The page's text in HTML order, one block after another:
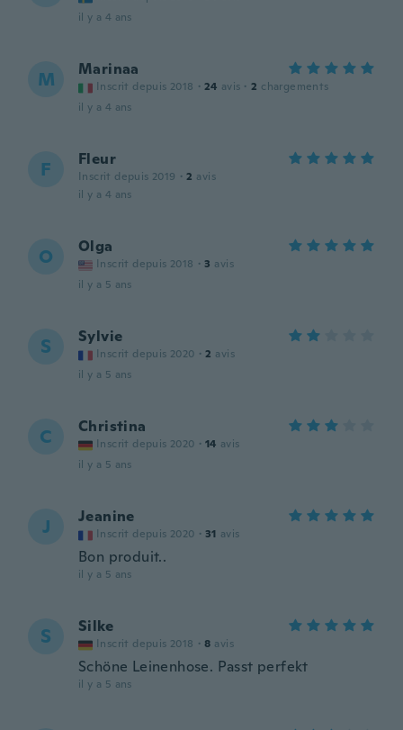
il y a 4 ans
M Marinaa
Inscrit depuis 2018 · 24 avis · 2 chargements
il y a 4 ans
F Fleur
Inscrit depuis 2019 · 2 avis
il y a 4 ans
O Olga
Inscrit depuis 2018 · 3 avis
il y a 5 ans
S Sylvie
Inscrit depuis 2020 · 2 avis
il y a 5 ans
C Christina
Inscrit depuis 2020 · 14 avis
il y a 5 ans
J Jeanine
Inscrit depuis 2020 · 31 avis
Bon produit..
il y a 5 ans
S Silke
Inscrit depuis 2018 · 8 avis
Schöne Leinenhose. Passt perfekt
il y a 5 ans